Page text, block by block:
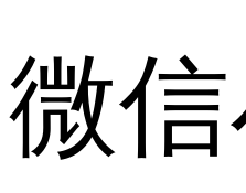
微